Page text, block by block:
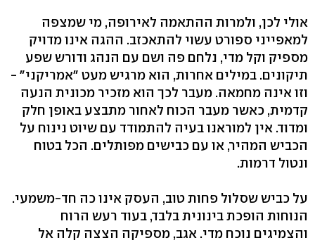
אולי לכן, ולמרות ההתאמה לאירופה, מי שמצפה
למאפייני ספורט עשוי להתאכזב. ההגה אינו מדויק
מספיק וקל מדי, נלחם פה ושם עם הנהג ודורש שפע
תיקונים. במילים אחרות, הוא מרגיש מעט "אמריקני" -
וזו אינה מחמאה. מעבר לכך הוא מזכיר מכונית הנעה
קדמית, כאשר מעבר הכוח לאחור מתבצע באופן חלק
ומדוד. אין למוראנו בעיה להתמודד עם שיוט נינוח על
הכביש המהיר, או עם כבישים מפותלים. הכל בטוח
ונטול דרמות.
על כביש שסלול פחות טוב, העסק אינו כה חד-משמעי.
הנוחות הופכת בינונית בלבד, בעוד רעש הרוח
והצמיגים נוכח מדי. אגב, מספיקה הצצה קלה אל